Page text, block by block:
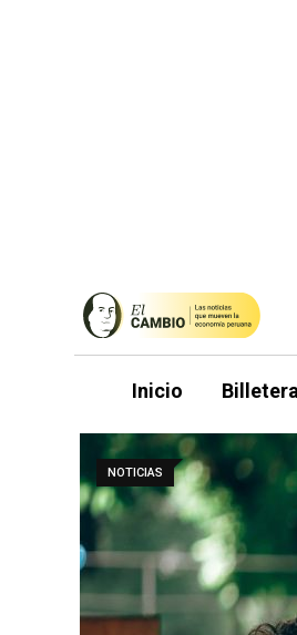
contenido
Inicio
NOTICIAS